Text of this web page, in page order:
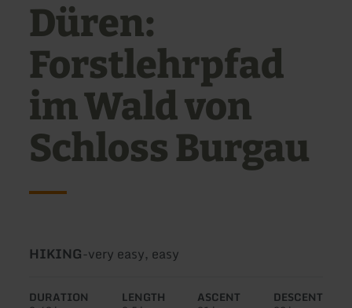
Düren:
Forstlehrpfad
im Wald von
Schloss Burgau
Type
tour:
HIKING-Difficulty:
very easy, easy
DURATION LENGTH ASCENT DESCENT